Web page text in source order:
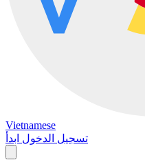
Vietnamese
تسجيل الدخول ابدأ